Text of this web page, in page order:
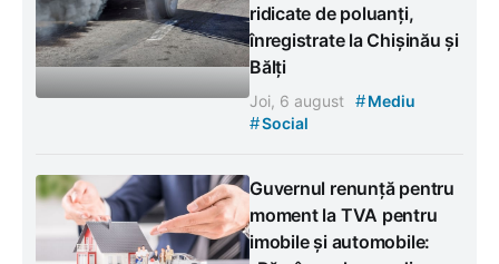
ridicate de poluanți,
înregistrate la Chișinău și
Bălți
Joi, 6 august #Mediu
#Social
Guvernul renunță pentru
moment la TVA pentru
imobile și automobile: